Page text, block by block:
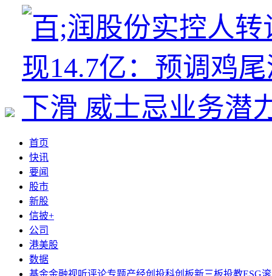
首页
快讯
要闻
股市
新股
信披+
公司
港美股
数据
基金金融视听评论专题产经创投科创板新三板投教ESG